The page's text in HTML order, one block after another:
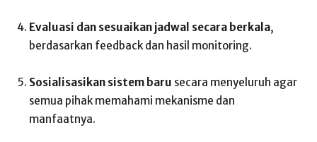
Evaluasi dan sesuaikan jadwal secara berkala,
berdasarkan feedback dan hasil monitoring.
Sosialisasikan sistem baru secara menyeluruh agar
semua pihak memahami mekanisme dan
manfaatnya.